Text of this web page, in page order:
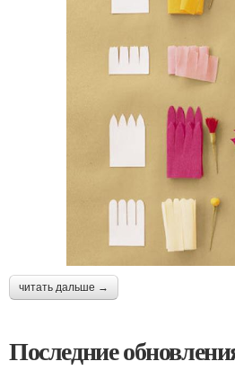
читать дальше →
Последние